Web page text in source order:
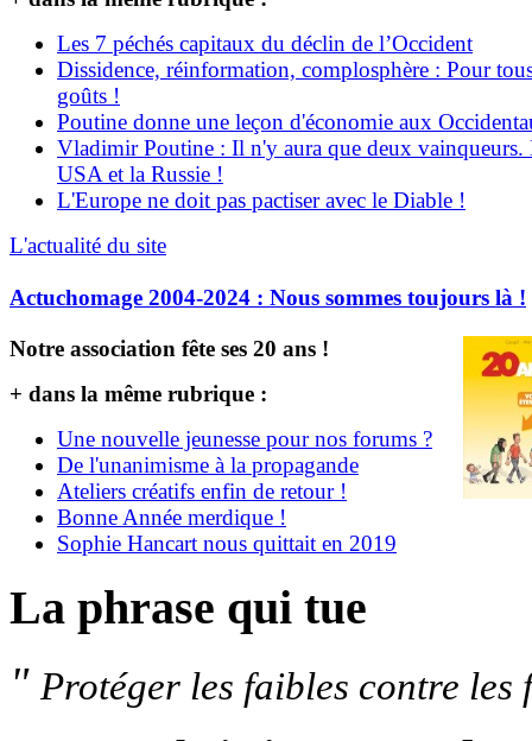
Les 7 péchés capitaux du déclin de l’Occident
Dissidence, réinformation, complosphère : Pour
goûts !
Poutine donne une leçon d'économie aux
Vladimir Poutine : Il n'y aura que deux vainqueurs.
USA et la Russie !
L'Europe ne doit pas pactiser avec le Diable !
L'actualité du site
Actuchomage 2004-2024 : Nous sommes toujours là !
Notre association fête ses 20 ans !
+ dans la même rubrique :
Une nouvelle jeunesse pour nos forums ?
De l'unanimisme à la propagande
Ateliers créatifs enfin de retour !
Bonne Année merdique !
Sophie Hancart nous quittait en 2019
La phrase qui tue
" Protéger les faibles contre les